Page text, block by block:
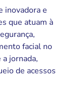
inovadora e
que atuam à
facial no
jornada,
de acessos